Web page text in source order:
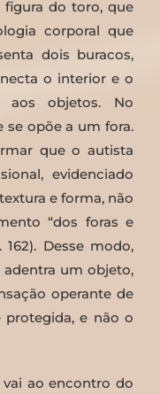
figura do toro, que
corporal que
dois buracos,
o interior e o
aos objetos. No
opõe a um fora.
que o autista
evidenciado
e forma, não
“dos foras e
162). Desse modo,
um objeto,
operante de
protegida, e não o
ao encontro do